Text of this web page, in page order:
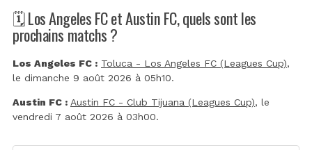
🗓️ Los Angeles FC et Austin FC, quels sont les
prochains matchs ?
Los Angeles FC : Toluca - Los Angeles FC (Leagues Cup),
le dimanche 9 août 2026 à 05h10.
Austin FC : Austin FC - Club Tijuana (Leagues Cup), le
vendredi 7 août 2026 à 03h00.